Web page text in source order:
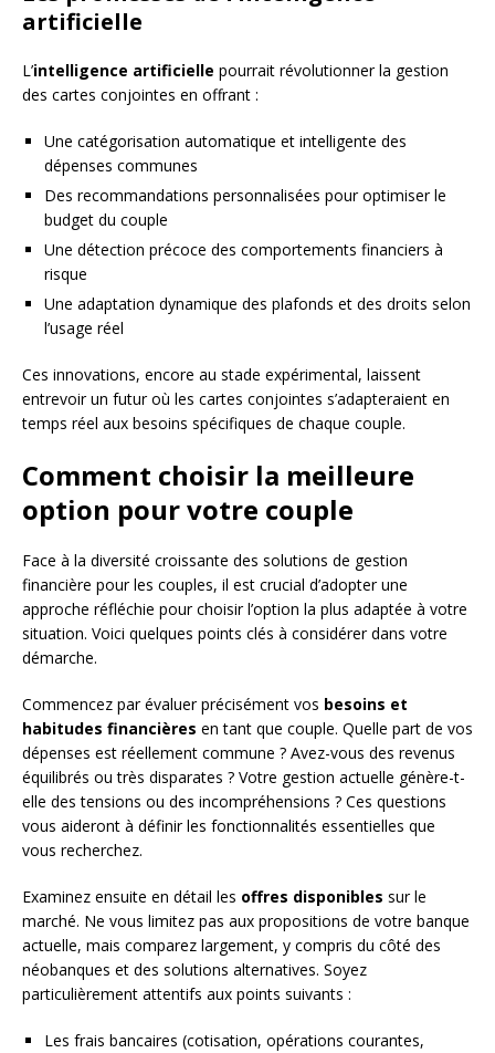
artificielle
L’intelligence artificielle pourrait révolutionner la gestion
des cartes conjointes en offrant :
Une catégorisation automatique et intelligente des
dépenses communes
Des recommandations personnalisées pour optimiser le
budget du couple
Une détection précoce des comportements financiers à
risque
Une adaptation dynamique des plafonds et des droits selon
l’usage réel
Ces innovations, encore au stade expérimental, laissent
entrevoir un futur où les cartes conjointes s’adapteraient en
temps réel aux besoins spécifiques de chaque couple.
Comment choisir la meilleure
option pour votre couple
Face à la diversité croissante des solutions de gestion
financière pour les couples, il est crucial d’adopter une
approche réfléchie pour choisir l’option la plus adaptée à votre
situation. Voici quelques points clés à considérer dans votre
démarche.
Commencez par évaluer précisément vos besoins et
habitudes financières en tant que couple. Quelle part de vos
dépenses est réellement commune ? Avez-vous des revenus
équilibrés ou très disparates ? Votre gestion actuelle génère-t-
elle des tensions ou des incompréhensions ? Ces questions
vous aideront à définir les fonctionnalités essentielles que
vous recherchez.
Examinez ensuite en détail les offres disponibles sur le
marché. Ne vous limitez pas aux propositions de votre banque
actuelle, mais comparez largement, y compris du côté des
néobanques et des solutions alternatives. Soyez
particulièrement attentifs aux points suivants :
Les frais bancaires (cotisation, opérations courantes,